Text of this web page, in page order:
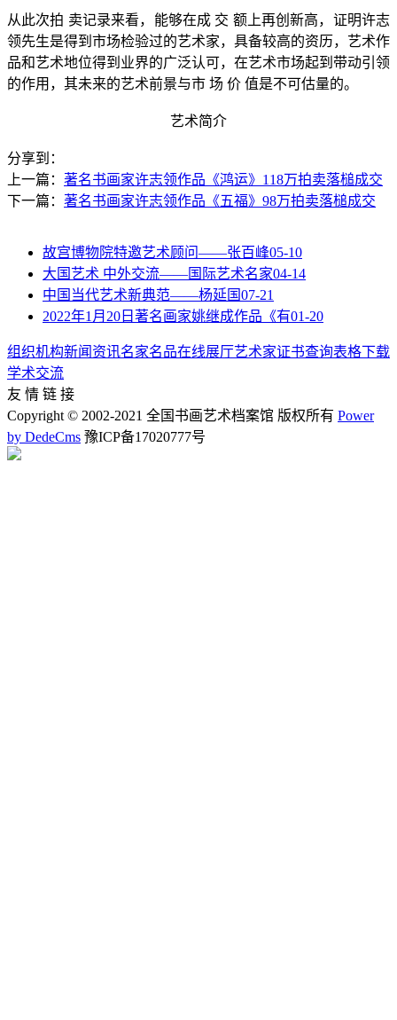
从此次拍 卖记录来看，能够在成 交 额上再创新高，证明许志
领先生是得到市场检验过的艺术家，具备较高的资历，艺术作
品和艺术地位得到业界的广泛认可，在艺术市场起到带动引领
的作用，其未来的艺术前景与市 场 价 值是不可估量的。
艺术简介
分享到：
上一篇： 著名书画家许志领作品《鸿运》118万拍卖落槌成交
下一篇： 著名书画家许志领作品《五福》98万拍卖落槌成交
故宫博物院特邀艺术顾问——张百峰05-10
大国艺术 中外交流——国际艺术名家04-14
中国当代艺术新典范——杨延国07-21
2022年1月20日著名画家姚继成作品《有01-20
组织机构新闻资讯名家名品在线展厅艺术家证书查询表格下载
学术交流
友 情 链 接
Copyright © 2002-2021 全国书画艺术档案馆 版权所有 Power
by DedeCms 豫ICP备17020777号